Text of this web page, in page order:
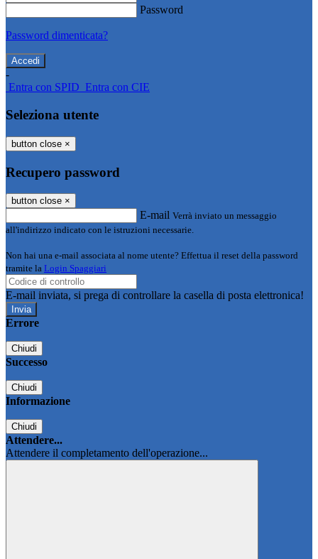
Password
Password dimenticata?
-
Entra con SPID Entra con CIE
Seleziona utente
button close ×
Recupero password
button close ×
E-mail Verrà inviato un messaggio
all'indirizzo indicato con le istruzioni necessarie.
Non hai una e-mail associata al nome utente? Effettua il reset della password
tramite la Login Spaggiari
E-mail inviata, si prega di controllare la casella di posta elettronica!
Errore
Chiudi
Successo
Chiudi
Informazione
Chiudi
Attendere...
Attendere il completamento dell'operazione...